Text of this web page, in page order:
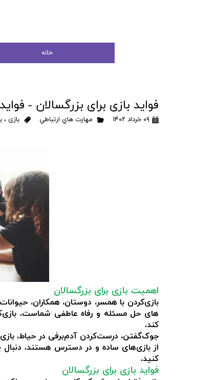
خانه
فواید بازی برای بزرگسالان -
۰۹ خرداد ۱۴۰۲ مهارت هاي ارتباطي بازی ،
اهمیت بازی برای بزرگسالان
بازی‌کردن با همسر، دوستان، همکاران،
های حل مسئله و رفاه عاطفی شماست.
کند.
جوک‌گفتن، درست‌کردن آدم‌برفی در حیاط،
از بازی‌های ساده و در دسترس هستند. دنبال
کنید.
فواید بازی برای بزرگسالان